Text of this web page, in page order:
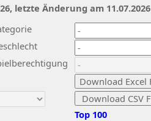
Top 100
letzte Änderung am